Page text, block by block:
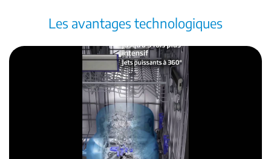
Les avantages technologiques